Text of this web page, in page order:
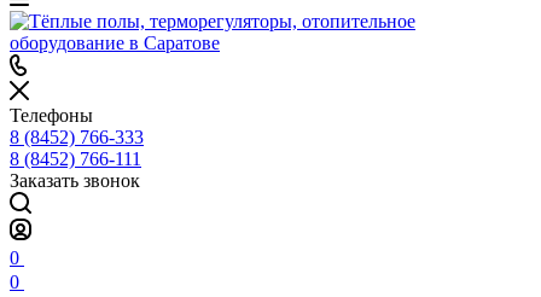
Телефоны
8 (8452) 766-333
8 (8452) 766-111
Заказать звонок
0
0